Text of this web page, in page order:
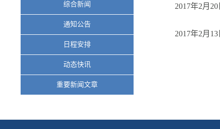
综合新闻
通知公告
日程安排
动态快讯
重要新闻文章
2017年2月
2017年2月